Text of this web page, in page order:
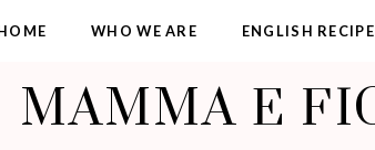
WHO WE ARE ENGLISH
MAMMA E